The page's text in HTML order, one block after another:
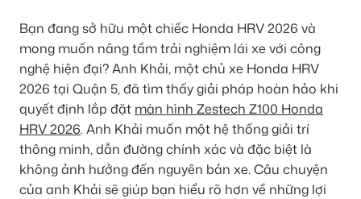
Bạn đang sở hữu một chiếc Honda HRV 2026 và
mong muốn nâng tầm trải nghiệm lái xe với công
nghệ hiện đại? Anh Khải, một chủ xe Honda HRV
2026 tại Quận 5, đã tìm thấy giải pháp hoàn hảo khi
quyết định lắp đặt màn hình Zestech Z100 Honda
HRV 2026. Anh Khải muốn một hệ thống giải trí
thông minh, dẫn đường chính xác và đặc biệt là
không ảnh hưởng đến nguyên bản xe. Câu chuyện
của anh Khải sẽ giúp bạn hiểu rõ hơn về những lợi